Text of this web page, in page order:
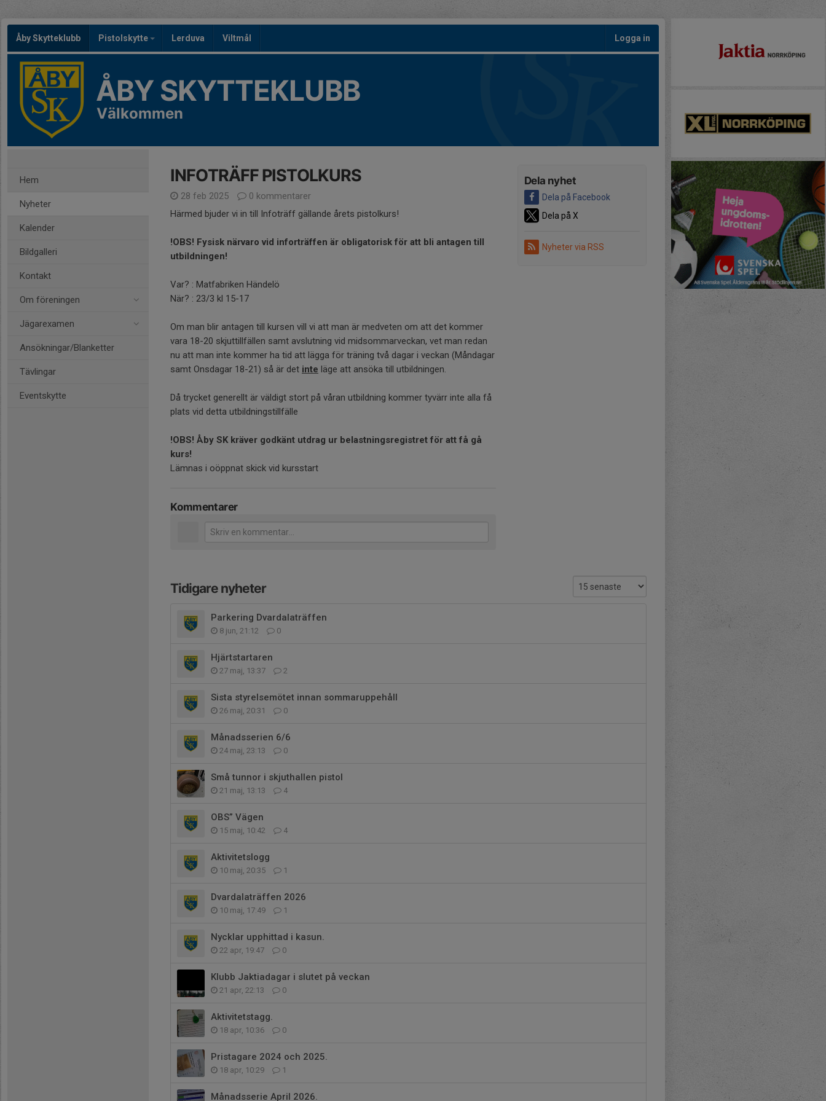
Åby Skytteklubb Pistolskytte Lerduva Viltmål Logga in
ÅBY SKYTTEKLUBB
Välkommen
Hem
Nyheter
Kalender
Bildgalleri
Kontakt
Om föreningen
Jägarexamen
Ansökningar/Blanketter
Tävlingar
Eventskytte
Dela nyhet
Dela på Facebook
Dela på X
Nyheter via RSS
INFOTRÄFF PISTOLKURS
28 feb 2025
0 kommentarer
Härmed bjuder vi in till Infoträff gällande årets pistolkurs!
!OBS! Fysisk närvaro vid inforträffen är obligatorisk för att bli antagen till
utbildningen!
Var? : Matfabriken Händelö
När? : 23/3 kl 15-17
Om man blir antagen till kursen vill vi att man är medveten om att det kommer
vara 18-20 skjuttillfällen samt avslutning vid midsommarveckan, vet man redan
nu att man inte kommer ha tid att lägga för träning två dagar i veckan (Måndagar
samt Onsdagar 18-21) så är det inte läge att ansöka till utbildningen.
Då trycket generellt är väldigt stort på våran utbildning kommer tyvärr inte alla få
plats vid detta utbildningstillfälle
!OBS! Åby SK kräver godkänt utdrag ur belastningsregistret för att få gå
kurs!
Lämnas i oöppnat skick vid kursstart
Kommentarer
Tidigare nyheter
Parkering Dvardalaträffen
8 jun, 21:12 0
Hjärtstartaren
27 maj, 13:37 2
Sista styrelsemötet innan sommaruppehåll
26 maj, 20:31 0
Månadsserien 6/6
24 maj, 23:13 0
Små tunnor i skjuthallen pistol
21 maj, 13:13 4
OBS” Vägen
15 maj, 10:42 4
Aktivitetslogg
10 maj, 20:35 1
Dvardalaträffen 2026
10 maj, 17:49 1
Nycklar upphittad i kasun.
22 apr, 19:47 0
Klubb Jaktiadagar i slutet på veckan
21 apr, 22:13 0
Aktivitetstagg.
18 apr, 10:36 0
Pristagare 2024 och 2025.
18 apr, 10:29 1
Månadsserie April 2026.